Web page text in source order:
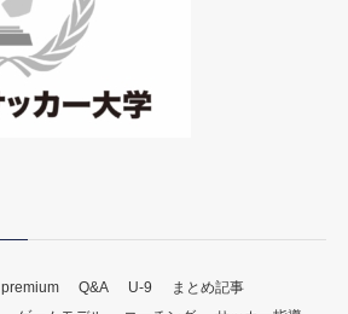
premium Q&A U-9
まとめ記事